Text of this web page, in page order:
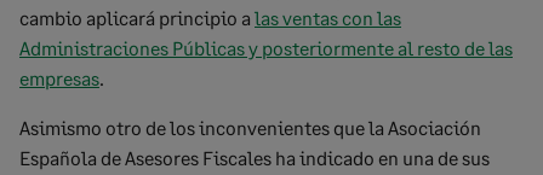
cambio aplicará principio a las ventas con las
Administraciones Públicas y posteriormente al resto de las
empresas.
Asimismo otro de los inconvenientes que la Asociación
Española de Asesores Fiscales ha indicado en una de sus